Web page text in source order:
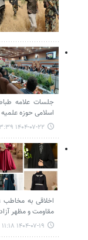
جلسات علامه
اسلامی حوزه
۱۴۰۴-۰۷-۲۲ ۱۳:۳۹
اخلاقی به
مقاومت و مظهر
۱۴۰۴-۰۷-۱۹ ۱۱:۱۸